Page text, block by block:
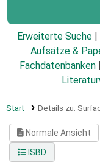
Erweiterte Suche
Aufsätze &
Fachdatenbanken
Start Details zu:
Normale Ansicht
ISBD